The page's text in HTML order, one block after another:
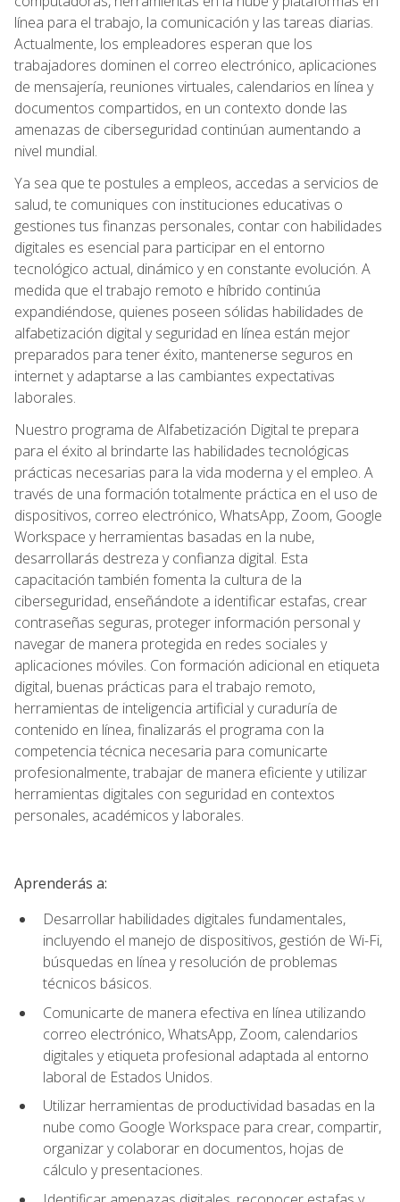
línea para el trabajo, la comunicación y las tareas diarias.
Actualmente, los empleadores esperan que los
trabajadores dominen el correo electrónico, aplicaciones
de mensajería, reuniones virtuales, calendarios en línea y
documentos compartidos, en un contexto donde las
amenazas de ciberseguridad continúan aumentando a
nivel mundial.
Ya sea que te postules a empleos, accedas a servicios de
salud, te comuniques con instituciones educativas o
gestiones tus finanzas personales, contar con habilidades
digitales es esencial para participar en el entorno
tecnológico actual, dinámico y en constante evolución. A
medida que el trabajo remoto e híbrido continúa
expandiéndose, quienes poseen sólidas habilidades de
alfabetización digital y seguridad en línea están mejor
preparados para tener éxito, mantenerse seguros en
internet y adaptarse a las cambiantes expectativas
laborales.
Nuestro programa de Alfabetización Digital te prepara
para el éxito al brindarte las habilidades tecnológicas
prácticas necesarias para la vida moderna y el empleo. A
través de una formación totalmente práctica en el uso de
dispositivos, correo electrónico, WhatsApp, Zoom, Google
Workspace y herramientas basadas en la nube,
desarrollarás destreza y confianza digital. Esta
capacitación también fomenta la cultura de la
ciberseguridad, enseñándote a identificar estafas, crear
contraseñas seguras, proteger información personal y
navegar de manera protegida en redes sociales y
aplicaciones móviles. Con formación adicional en etiqueta
digital, buenas prácticas para el trabajo remoto,
herramientas de inteligencia artificial y curaduría de
contenido en línea, finalizarás el programa con la
competencia técnica necesaria para comunicarte
profesionalmente, trabajar de manera eficiente y utilizar
herramientas digitales con seguridad en contextos
personales, académicos y laborales.
Aprenderás a:
Desarrollar habilidades digitales fundamentales,
incluyendo el manejo de dispositivos, gestión de Wi-Fi,
búsquedas en línea y resolución de problemas
técnicos básicos.
Comunicarte de manera efectiva en línea utilizando
correo electrónico, WhatsApp, Zoom, calendarios
digitales y etiqueta profesional adaptada al entorno
laboral de Estados Unidos.
Utilizar herramientas de productividad basadas en la
nube como Google Workspace para crear, compartir,
organizar y colaborar en documentos, hojas de
cálculo y presentaciones.